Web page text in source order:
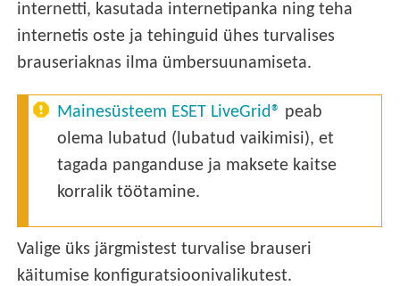
internetti, kasutada internetipanka ning teha
internetis oste ja tehinguid ühes turvalises
brauseriaknas ilma ümbersuunamiseta.
Mainesüsteem ESET LiveGrid® peab
olema lubatud (lubatud vaikimisi), et
tagada panganduse ja maksete kaitse
korralik töötamine.
Valige üks järgmistest turvalise brauseri
käitumise konfiguratsioonivalikutest.